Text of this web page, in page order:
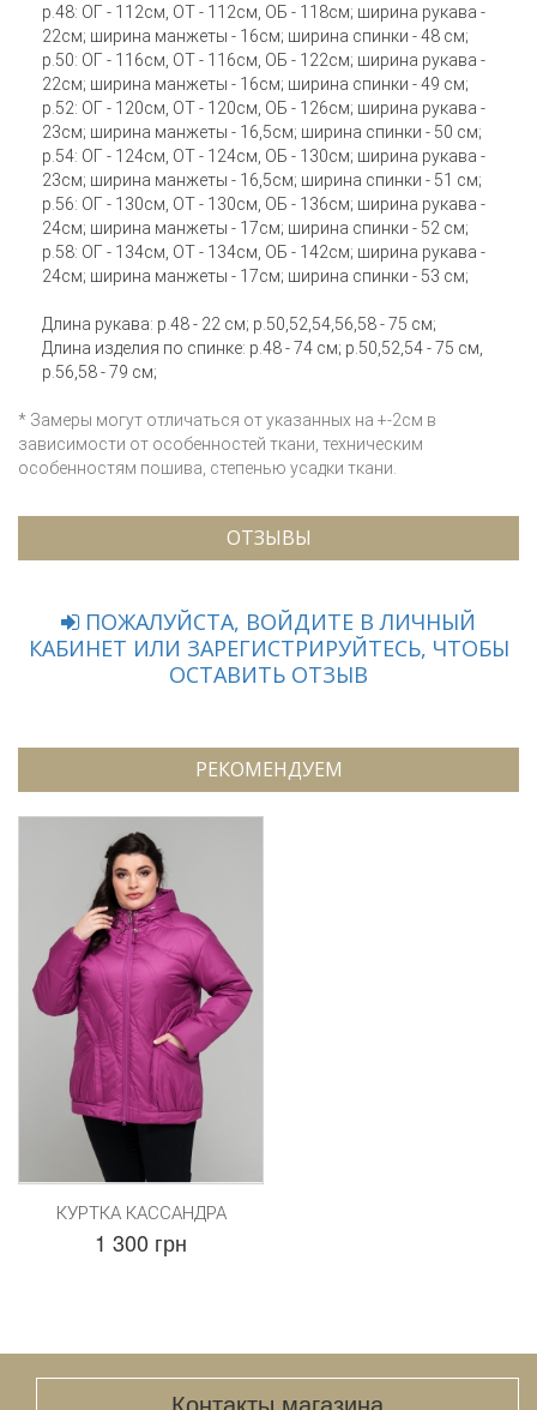
р.48: ОГ - 112см, ОТ - 112см, ОБ - 118см; ширина рукава -
22см; ширина манжеты - 16см; ширина спинки - 48 см;
р.50: ОГ - 116см, ОТ - 116см, ОБ - 122см; ширина рукава -
22см; ширина манжеты - 16см; ширина спинки - 49 см;
р.52: ОГ - 120см, ОТ - 120см, ОБ - 126см; ширина рукава -
23см; ширина манжеты - 16,5см; ширина спинки - 50 см;
р.54: ОГ - 124см, ОТ - 124см, ОБ - 130см; ширина рукава -
23см; ширина манжеты - 16,5см; ширина спинки - 51 см;
р.56: ОГ - 130см, ОТ - 130см, ОБ - 136см; ширина рукава -
24см; ширина манжеты - 17см; ширина спинки - 52 см;
р.58: ОГ - 134см, ОТ - 134см, ОБ - 142см; ширина рукава -
24см; ширина манжеты - 17см; ширина спинки - 53 см;
Длина рукава: р.48 - 22 см; р.50,52,54,56,58 - 75 см;
Длина изделия по спинке: р.48 - 74 см; р.50,52,54 - 75 см,
р.56,58 - 79 см;
* Замеры могут отличаться от указанных на +-2см в
зависимости от особенностей ткани, техническим
особенностям пошива, степенью усадки ткани.
ОТЗЫВЫ
ПОЖАЛУЙСТА, ВОЙДИТЕ В ЛИЧНЫЙ
КАБИНЕТ ИЛИ ЗАРЕГИСТРИРУЙТЕСЬ, ЧТОБЫ
ОСТАВИТЬ ОТЗЫВ
РЕКОМЕНДУЕМ
КУРТКА КАССАНДРА
1 300 грн